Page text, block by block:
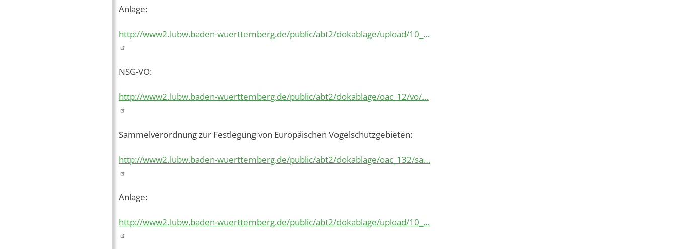
Anlage:
http://www2.lubw.baden-wuerttemberg.de/public/abt2/dokablage/upload/10_…
NSG-VO:
http://www2.lubw.baden-wuerttemberg.de/public/abt2/dokablage/oac_12/vo/…
Sammelverordnung zur Festlegung von Europäischen Vogelschutzgebieten:
http://www2.lubw.baden-wuerttemberg.de/public/abt2/dokablage/oac_132/sa…
Anlage:
http://www2.lubw.baden-wuerttemberg.de/public/abt2/dokablage/upload/10_…